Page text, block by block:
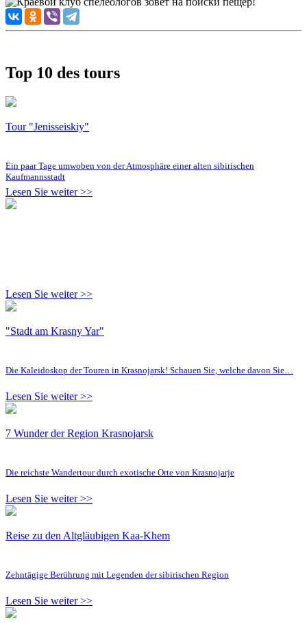
Top 10 des tours
Tour "Jenisseiskiy"
Ein paar Tage umwoben von der Atmosphäre einer alten sibirischen
Kaufmannsstadt
Lesen Sie weiter >>
Lesen Sie weiter >>
"Stadt am Krasny Yar"
Die Kaleidoskop der Touren in Krasnojarsk! Schauen Sie, welche davon Sie…
Lesen Sie weiter >>
7 Wunder der Region Krasnojarsk
Die reichste Wandertour durch exotische Orte von Krasnojarje
Lesen Sie weiter >>
Reise zu den Altgläubigen Kaa-Khem
Zehntägige Berührung mit Legenden der sibirischen Region
Lesen Sie weiter >>